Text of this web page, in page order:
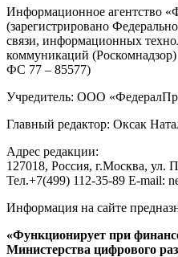
Информационное агентство
(зарегистрировано
связи, информационных
коммуникаций
ФС 77 – 85577)
Учредитель: ООО
Главный редактор: Оксак
Адрес редакции:
127018, Россия, г.Москва, ул.
Тел.+7(499) 112-35-89 E-mail:
Информация на сайте
«Функционирует при
Министерства цифрового